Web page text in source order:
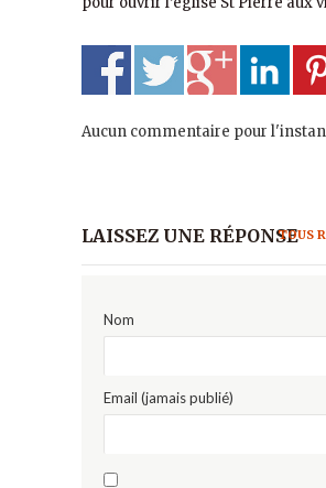
Aucun commentaire pour
LAISSEZ UNE RÉPONSE
TOUS
Nom
Email (jamais publié)